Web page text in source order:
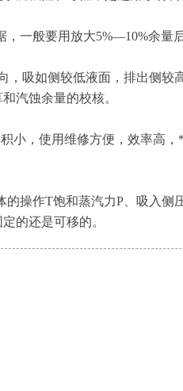
一般要用放大5%—10%余量后
吸如侧较低液面，排出侧较
汽蚀余量的校核。
，使用维修方便，效率高，
作T饱和蒸汽力P、吸入侧
的还是可移的。